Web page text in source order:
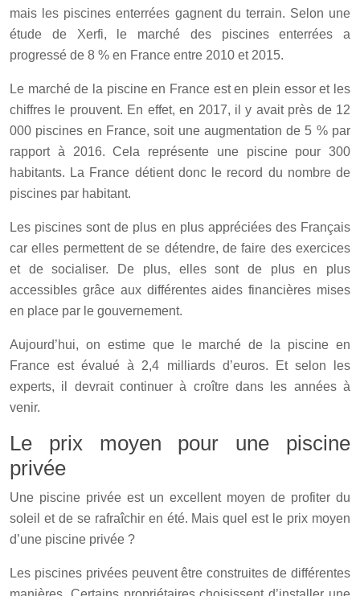
mais les piscines enterrées gagnent du terrain. Selon une
étude de Xerfi, le marché des piscines enterrées a
progressé de 8 % en France entre 2010 et 2015.
Le marché de la piscine en France est en plein essor et les
chiffres le prouvent. En effet, en 2017, il y avait près de 12
000 piscines en France, soit une augmentation de 5 % par
rapport à 2016. Cela représente une piscine pour 300
habitants. La France détient donc le record du nombre de
piscines par habitant.
Les piscines sont de plus en plus appréciées des Français
car elles permettent de se détendre, de faire des exercices
et de socialiser. De plus, elles sont de plus en plus
accessibles grâce aux différentes aides financières mises
en place par le gouvernement.
Aujourd’hui, on estime que le marché de la piscine en
France est évalué à 2,4 milliards d’euros. Et selon les
experts, il devrait continuer à croître dans les années à
venir.
Le prix moyen pour une piscine
privée
Une piscine privée est un excellent moyen de profiter du
soleil et de se rafraîchir en été. Mais quel est le prix moyen
d’une piscine privée ?
Les piscines privées peuvent être construites de différentes